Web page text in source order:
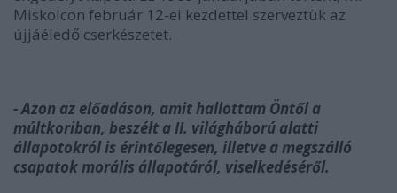
Miskolcon február 12-ei kezdettel szerveztük az
újjáéledő cserkészetet.
- Azon az előadáson, amit hallottam Öntől a
múltkoriban, beszélt a II. világháború alatti
állapotokról is érintőlegesen, illetve a megszálló
csapatok morális állapotáról, viselkedéséről.